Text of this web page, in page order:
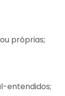
próprias;
entendidos;